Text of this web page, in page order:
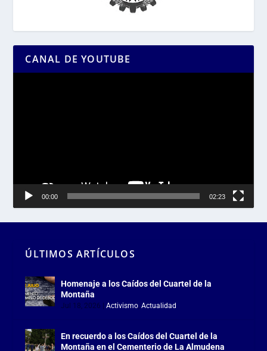
CANAL DE YOUTUBE
00:00 02:23
ÚLTIMOS ARTÍCULOS
Homenaje a los Caídos del Cuartel de la
Montaña
Jul 18, 2026 |Activismo ,Actualidad
En recuerdo a los Caídos del Cuartel de la
Montaña en el Cementerio de La Almudena